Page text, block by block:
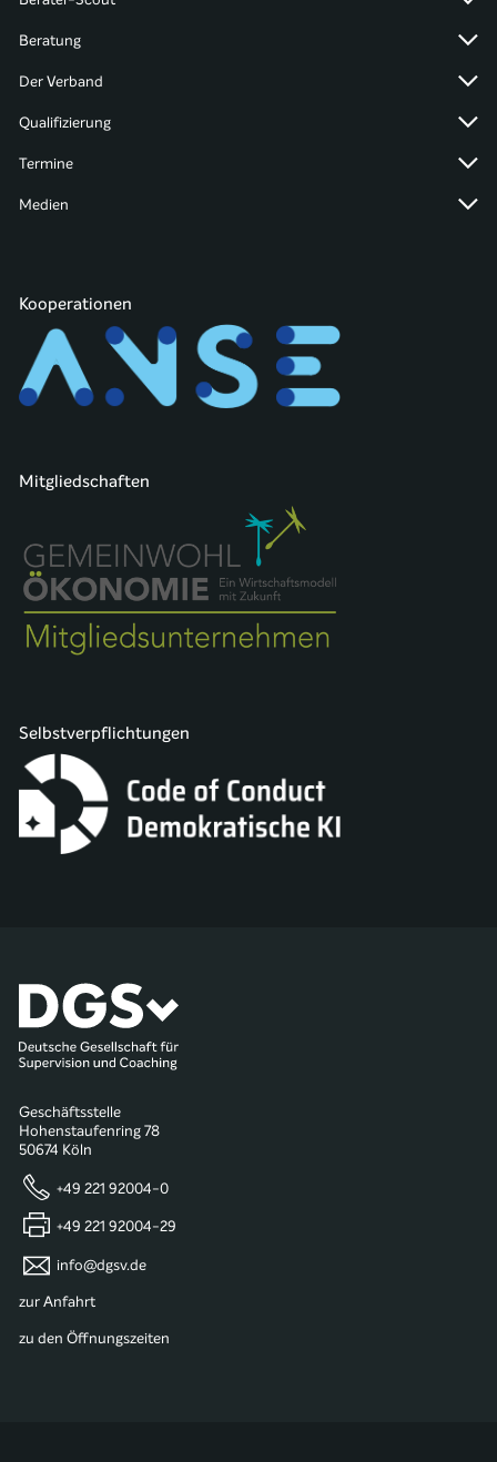
Beratung
Der Verband
Qualifizierung
Termine
Medien
Kooperationen
Mitgliedschaften
Selbstverpflichtungen
Geschäftsstelle
Hohenstaufenring 78
50674 Köln
+49 221 92004-0
+49 221 92004-29
info@dgsv.de
zur Anfahrt
zu den Öffnungszeiten